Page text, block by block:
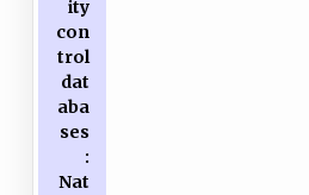
ity
con
trol
dat
aba
ses
:
Nat